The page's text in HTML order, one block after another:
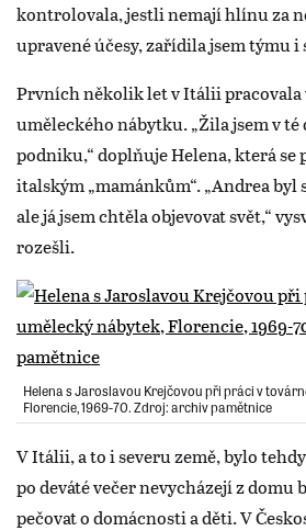
kontrolovala, jestli nemají hlínu za
upravené účesy, zařídila jsem týmu i
Prvních několik let v Itálii pracovala
uměleckého nábytku. „Žila jsem v té
podniku,“ doplňuje Helena, která se
italským „mamánkům“. „Andrea byl
ale já jsem chtěla objevovat svět,“
rozešli.
Helena s Jaroslavou Krejčovou při práci v
Florencie, 1969-70. Zdroj: archiv pamětnice
V Itálii, a to i severu země, bylo
po deváté večer nevycházejí z domu
pečovat o domácnosti a děti. V